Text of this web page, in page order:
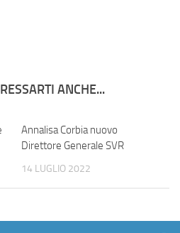
ANCHE...
Annalisa Corbia nuovo
Direttore Generale SVR
14 LUGLIO 2022